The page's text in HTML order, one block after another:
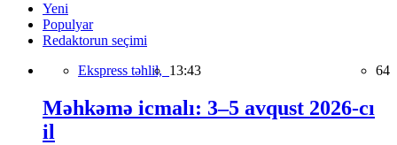
Yeni
Populyar
Redaktorun seçimi
Ekspress təhlil, 13:43 64
Məhkəmə icmalı: 3–5 avqust 2026-cı
il